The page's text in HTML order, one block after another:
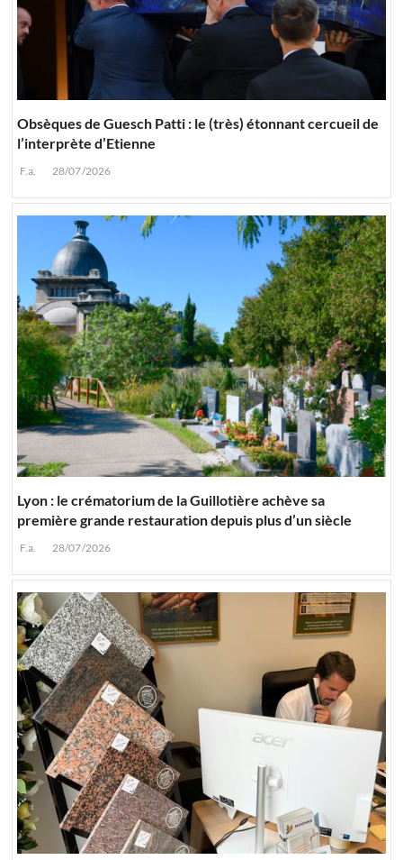
Obsèques de Guesch Patti : le (très) étonnant cercueil de
l’interprète d’Etienne
F.a. 28/07/2026
Lyon : le crématorium de la Guillotière achève sa
première grande restauration depuis plus d’un siècle
F.a. 28/07/2026